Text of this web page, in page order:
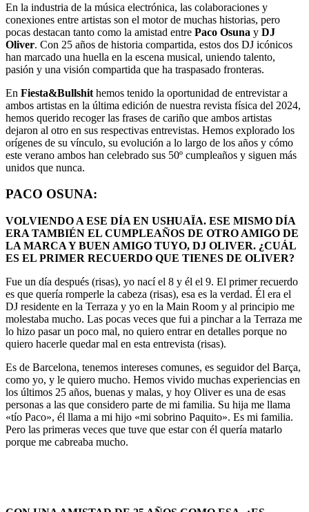
En la industria de la música electrónica, las colaboraciones y
conexiones entre artistas son el motor de muchas historias, pero
pocas destacan tanto como la amistad entre Paco Osuna y DJ
Oliver. Con 25 años de historia compartida, estos dos DJ icónicos
han marcado una huella en la escena musical, uniendo talento,
pasión y una visión compartida que ha traspasado fronteras.
En Fiesta&Bullshit hemos tenido la oportunidad de entrevistar a
ambos artistas en la última edición de nuestra revista física del 2024,
hemos querido recoger las frases de cariño que ambos artistas
dejaron al otro en sus respectivas entrevistas. Hemos explorado los
orígenes de su vínculo, su evolución a lo largo de los años y cómo
este verano ambos han celebrado sus 50º cumpleaños y siguen más
unidos que nunca.
PACO OSUNA:
VOLVIENDO A ESE DÍA EN USHUAÏA. ESE MISMO DÍA
ERA TAMBIÉN EL CUMPLEAÑOS DE OTRO AMIGO DE
LA MARCA Y BUEN AMIGO TUYO, DJ OLIVER. ¿CUÁL
ES EL PRIMER RECUERDO QUE TIENES DE OLIVER?
Fue un día después (risas), yo nací el 8 y él el 9. El primer recuerdo
es que quería romperle la cabeza (risas), esa es la verdad. Él era el
DJ residente en la Terraza y yo en la Main Room y al principio me
molestaba mucho. Las pocas veces que fui a pinchar a la Terraza me
lo hizo pasar un poco mal, no quiero entrar en detalles porque no
quiero hacerle quedar mal en esta entrevista (risas).
Es de Barcelona, tenemos intereses comunes, es seguidor del Barça,
como yo, y le quiero mucho. Hemos vivido muchas experiencias en
los últimos 25 años, buenas y malas, y hoy Oliver es una de esas
personas a las que considero parte de mi familia. Su hija me llama
«tío Paco», él llama a mi hijo «mi sobrino Paquito». Es mi familia.
Pero las primeras veces que tuve que estar con él quería matarlo
porque me cabreaba mucho.